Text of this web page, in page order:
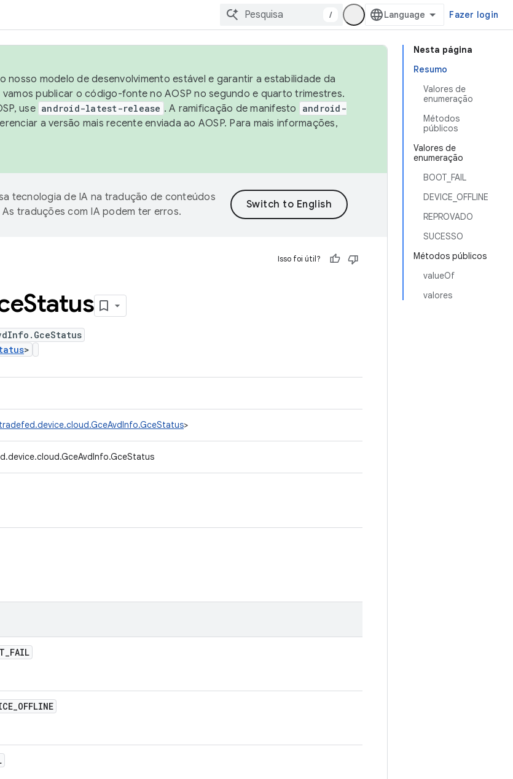
/ Fazer login
Nesta página
Resumo
Valores de
enumeração
Métodos
públicos
Valores de
enumeração
BOOT_FAIL
DEVICE_OFFLINE
REPROVADO
SUCESSO
Métodos públicos
valueOf
valores
nosso modelo de desenvolvimento estável e garantir a estabilidade da
publicar o código-fonte no AOSP no segundo e quarto trimestres.
use android-latest-release . A ramificação de manifesto
android-
a versão mais recente enviada ao AOSP. Para mais informações,
tecnologia de IA na tradução de conteúdos
traduções com IA podem ter erros.
Isso foi útil?
Status
>
>
_FAIL
_OFFLINE